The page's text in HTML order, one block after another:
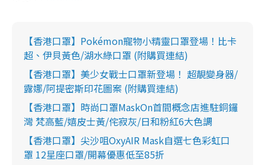
【香港口罩】Pokémon寵物小精靈口罩登場！比卡
超、伊貝黃色/湖水綠口罩 (附購買連結)
【香港口罩】美少女戰士口罩新登場！ 超靚變身器/
露娜/阿提密斯印花圖案 (附購買連結)
【香港口罩】時尚口罩MaskOn首間概念店進駐銅鑼
灣 梵高藍/嬉皮士黃/侘寂灰/日和粉紅6大色調
【香港口罩】尖沙咀OxyAIR Mask自選七色彩虹口
罩 12星座口罩/開幕優惠低至85折